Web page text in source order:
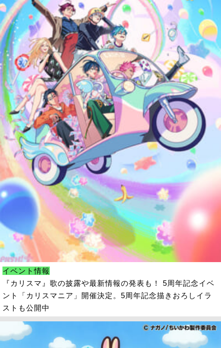
イベント情報
『カリスマ』歌の披露や最新情報の発表も！ 5周年記念イベ
ント「カリスマニア」開催決定。5周年記念描きおろしイラ
ストも公開中